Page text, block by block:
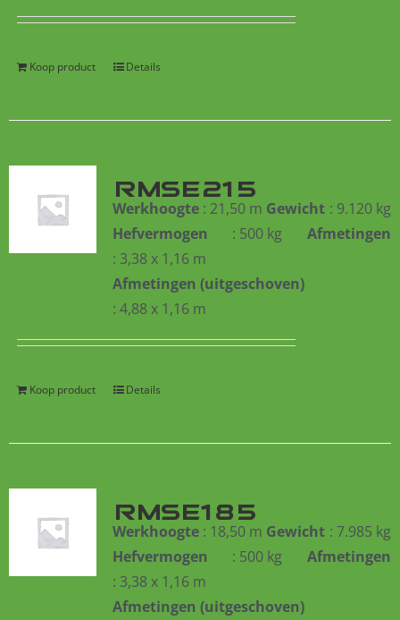
Koop product Details
RMSE215
Werkhoogte : 21,50 m Gewicht : 9.120 kg
Hefvermogen
: 500 kg
Afmetingen
: 3,38 x 1,16 m
Afmetingen (uitgeschoven)
: 4,88 x 1,16 m
Koop product Details
RMSE185
Werkhoogte : 18,50 m Gewicht : 7.985 kg
Hefvermogen
: 500 kg
Afmetingen
: 3,38 x 1,16 m
Afmetingen (uitgeschoven)